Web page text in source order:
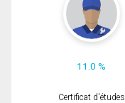
11.0 %
Certificat d'études